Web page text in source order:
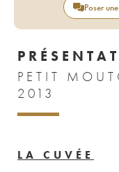
Poser
PETIT
2013
LA CUVÉE